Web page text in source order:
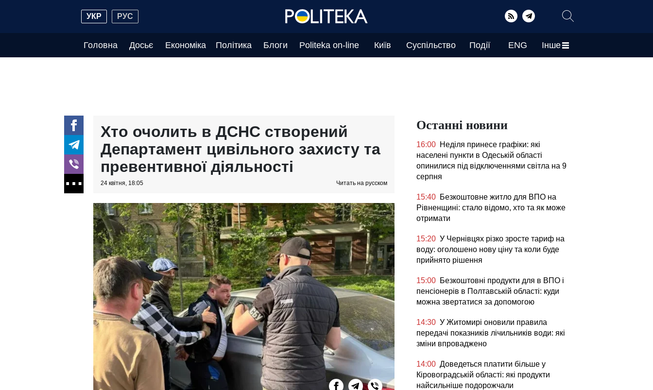
УКР РУС
Головна Досьє Економіка Політика Блоги Politeka on-line Київ Суспільство Події ENG Інше
Хто очолить в ДСНС створений
Департамент цивільного захисту та
превентивної діяльності
24 квітня, 18:05 Читать на русском
Останні новини
16:00 Неділя принесе графіки: які
населені пункти в Одеській області
опинилися під відключеннями світла на 9
серпня
15:40 Безкоштовне житло для ВПО на
Рівненщині: стало відомо, хто та як може
отримати
15:20 У Чернівцях різко зросте тариф на
воду: оголошено нову ціну та коли буде
прийнято рішення
15:00 Безкоштовні продукти для в ВПО і
пенсіонерів в Полтавській області: куди
можна звертатися за допомогою
14:30 У Житомирі оновили правила
передачі показників лічильників води: які
зміни впроваджено
14:00 Доведеться платити більше у
Кіровоградській області: які продукти
найсильніше подорожчали